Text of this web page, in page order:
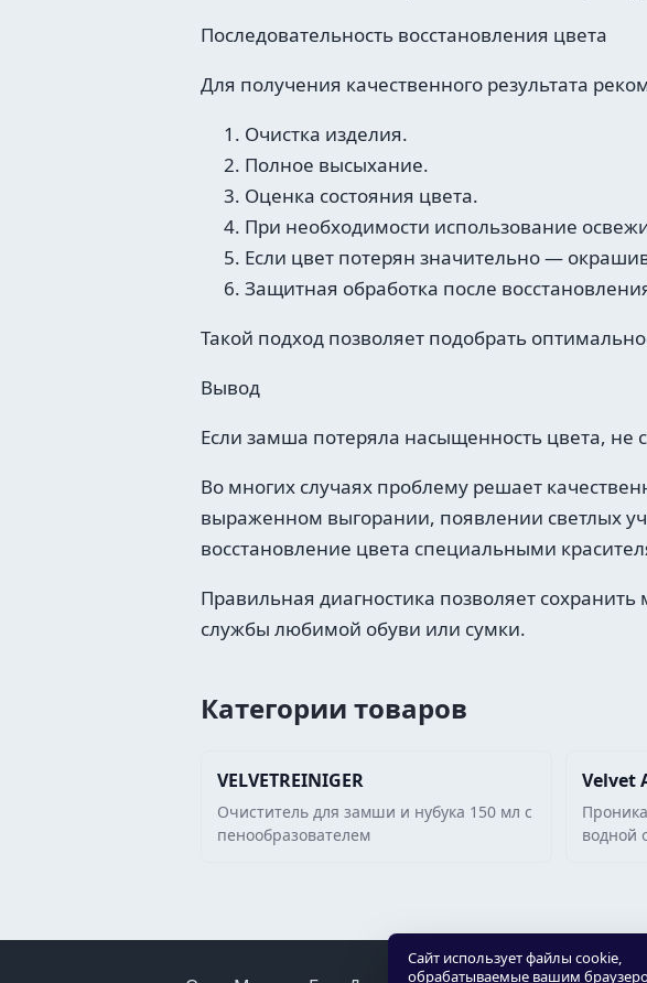
Сайт использует файлы cookie,
обрабатываемые вашим
Последовательность восстановления цвета
Для получения качественного результата
Очистка изделия.
Полное высыхание.
Оценка состояния цвета.
При необходимости использование
Если цвет потерян значительно —
Защитная обработка после
Такой подход позволяет подобрать
Вывод
Если замша потеряла насыщенность цвета, не
Во многих случаях проблему решает
выраженном выгорании, появлении светлых
восстановление цвета специальными
Правильная диагностика позволяет
службы любимой обуви или сумки.
Категории товаров
VELVETREINIGER
Очиститель для замши и нубука 150 мл с
пенообразователем
Velvet
водной